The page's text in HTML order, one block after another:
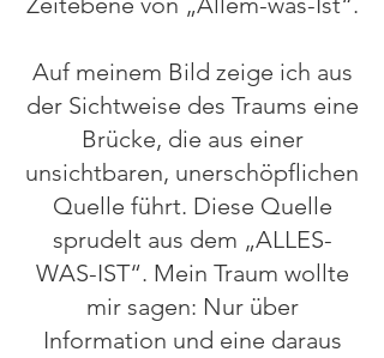
Auf meinem Bild zeige ich aus
der Sichtweise des Traums eine
Brücke, die aus einer
unsichtbaren, unerschöpflichen
Quelle führt. Diese Quelle
sprudelt aus dem „ALLES-
WAS-IST“. Mein Traum wollte
mir sagen: Nur über
Information und eine daraus